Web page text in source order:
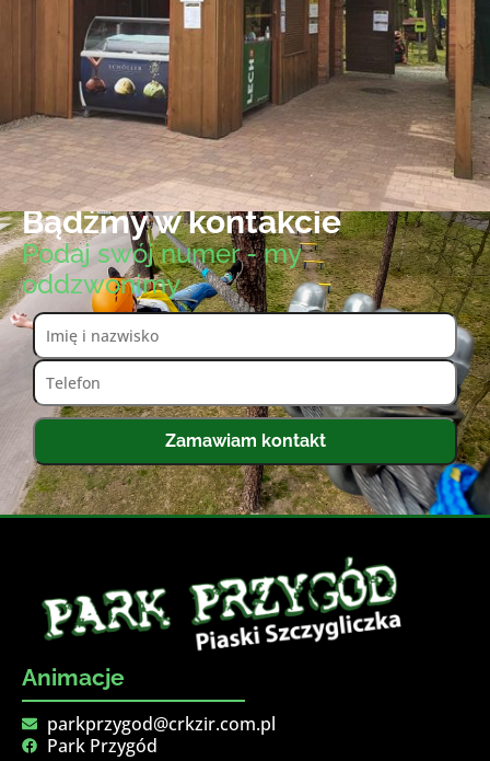
Bądźmy w kontakcie
Podaj swój numer - my
oddzwonimy
Zamawiam kontakt
Animacje
parkprzygod@crkzir.com.pl
Park Przygód